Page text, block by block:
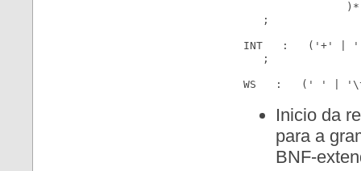
                )*
   ;
INT   :   ('+' |
   ;
Inicio da
para a
BNF-